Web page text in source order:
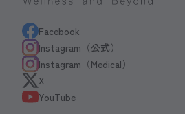
Facebook
Instagram（公式）
Instagram（Medical）
X
YouTube